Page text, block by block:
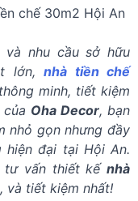
chế 30m2 Hội An
nhu cầu sở hữu
lớn,nhà tiền chế
minh, tiết kiệm
Oha Decor, bạn
nhỏ gọn nhưng đầy
đại tại Hội An.
tư vấn thiết kế nhà
và tiết kiệm nhất!